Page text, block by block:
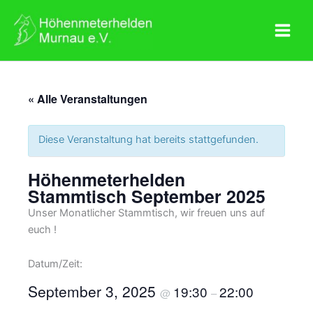
Inhalt
springen
« Alle Veranstaltungen
Diese Veranstaltung hat bereits stattgefunden.
Höhenmeterhelden
Stammtisch September 2025
Unser Monatlicher Stammtisch, wir freuen uns auf
euch !
Datum/Zeit:
September 3, 2025 @ 19:30 –22:00